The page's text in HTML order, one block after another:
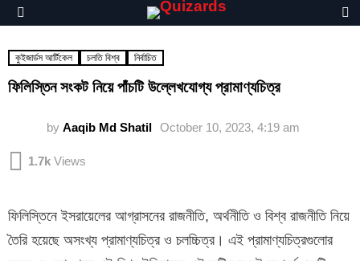
Menu
কুইজার্ডস আর্টিকেল চলতি বিশ্ব নির্বাচিত
ফিলিস্তিন সংকট নিয়ে পাঁচটি উল্লেখযোগ্য প্রামাণ্যচিত্র
by Aaqib Md Shatil October 10, 2023, 4:19 am
1.7k Views
ফিলিস্তিনে ইসরায়েলের আগ্রাসনের রাজনীতি, অর্থনীতি ও বিশ্ব রাজনীতি নিয়ে
তৈরি হয়েছে অসংখ্য প্রামাণ্যচিত্র ও চলচ্চিত্র। এই প্রামাণ্যচিত্রগুলোর